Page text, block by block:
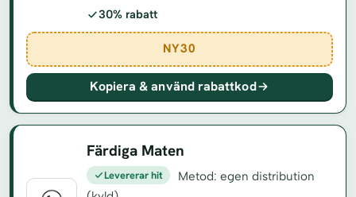
30% rabatt
NY30
Kopiera & använd rabattkod
Färdiga Maten
Levererar hit
Metod: egen distribution